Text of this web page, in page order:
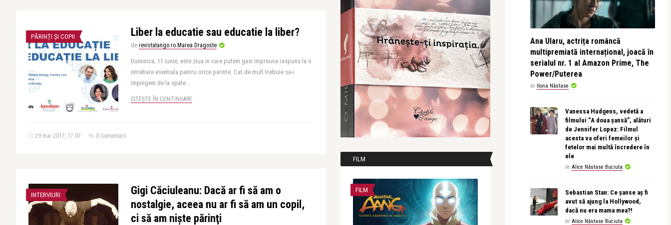
PĂRINȚI ȘI COPII Liber la educatie sau educatie la liber?
de revistatango.ro Marea Dragoste
Duminica, 11 iunie, este ziua in care putem gasi impreuna raspuns la o
intrebare esentiala pentru orice parinte. Cat de mult trebuie sa-i
impingem de la spate ..
CITEȘTE ÎN CONTINUARE
29 mai 2017, 17:07 0 Comentarii
INTERVIURI
Gigi Căciuleanu: Dacă ar fi să am o
nostalgie, aceea nu ar fi să am un copil,
ci să am nişte părinţi
FILM
FILM
Ana Ularu, actrița româncă
multipremiată internațional, joacă în
serialul nr. 1 al Amazon Prime, The
Power/Puterea
de Ilona Năstase
Vanessa Hudgens, vedetă a
filmului “A doua șansă”, alături
de Jennifer Lopez: Filmul
acesta va oferi femeilor și
fetelor mai multă încredere în
ele
de Alice Năstase Buciuta
Sebastian Stan: Ce șanse aș fi
avut să ajung la Hollywood,
dacă nu era mama mea?!
de Alice Năstase Buciuta